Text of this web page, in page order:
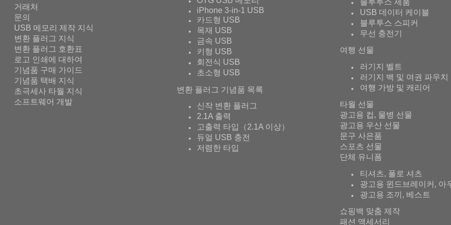
거래처
문의
USB 메모리 제작 지식
변환 플러그 지식
변환 플러그 호환표
로고 인쇄에 대하여
기념품 구매 가이드
기념품 택배 지식
초극세사 타월 지식
소프트웨어 개발
iPhone 3-in-1 USB
카드형 USB
목재 USB
금속 USB
키형 USB
회전식 USB
초소형 USB
변환 플러그 기념품 목록
신작 변환 플러그
2.1A 출력
고출력 타입（2.1A 이상）
듀얼 USB 충전
저렴한 타입
블루투스 제품
USB 데이터 케이블
블루투스 스피커
무선 충전기
여행 선물
러기지 벨트
러기지 백 및 여권 파우치
여행 가방 및 캐리어
타월 선물
광고용 컵, 물병 선물
광고용 우산 선물
문구 사은품
스포츠 선물
단체 유니폼
티셔츠, 폴로 셔츠
광고용 윈드브레이커, 아
광고용 조끼, 베스트
쇼핑백 맞춤 제작
패션 액세서리